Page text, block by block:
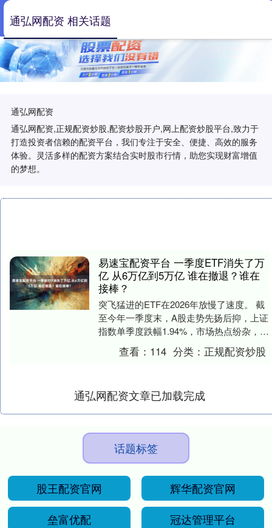
通弘网配资
通弘网配资,正规配资炒股,配资炒股开户,网上配资炒股平台,致力于
打造投资者信赖的配资平台，我们专注于安全、便捷、高效的服务
体验。灵活多样的配资方案结合实时股市行情，助您实现财富增值
的梦想。
通弘网配资 相关话题
易速宝配资平台 一季度ETF消失了万
亿 从6万亿到5万亿 谁在撤退？谁在
接棒？
突飞猛进的ETF在2026年放慢了速度。 截
至今年一季度末，A股走势先扬后抑，上证
指数单季度跌幅1.94%，市场热点纷杂，切
换加快，赚钱效应有，但是2月底地缘风....
查看： 114 分类： 正规配资炒股
通弘网配资文章已加载完成
话题标签
股王配资官网
辉华配资官网
垒富优配
冠达管理平台